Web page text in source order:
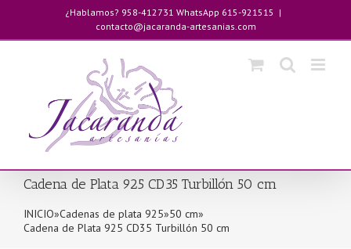
contenido
¿Hablamos? 958-412731 WhatsApp 615-921515 |
contacto@jacaranda-artesanias.com
Cadena de Plata 925 CD35 Turbillón 50 cm
INICIO»Cadenas de plata 925»50 cm»
Cadena de Plata 925 CD35 Turbillón 50 cm